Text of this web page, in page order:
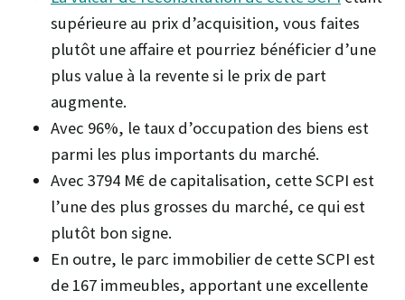
supérieure au prix d’acquisition, vous faites
plutôt une affaire et pourriez bénéficier d’une
plus value à la revente si le prix de part
augmente.
Avec 96%, le taux d’occupation des biens est
parmi les plus importants du marché.
Avec 3794 M€ de capitalisation, cette SCPI est
l’une des plus grosses du marché, ce qui est
plutôt bon signe.
En outre, le parc immobilier de cette SCPI est
de 167 immeubles, apportant une excellente